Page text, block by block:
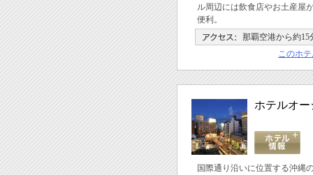
ル周辺には飲食店やお土産屋
便利。
那覇空港から約15
このホ
ホテルオー
国際通り沿いに位置する沖縄